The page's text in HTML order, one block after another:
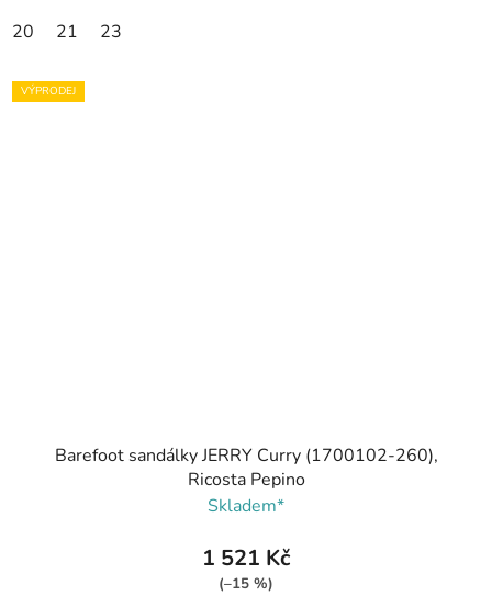
20 21 23
VÝPRODEJ
Barefoot sandálky JERRY Curry (1700102-260),
Ricosta Pepino
Skladem*
1 521 Kč
(–15 %)